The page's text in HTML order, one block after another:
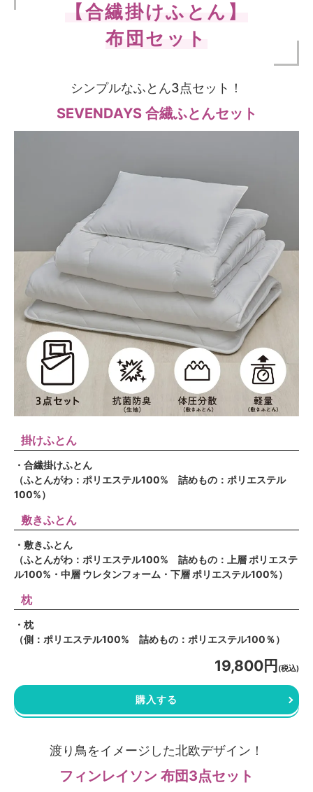
【合繊掛けふとん】
布団セット
シンプルなふとん3点セット！
SEVENDAYS 合繊ふとんセット
掛けふとん
・合繊掛けふとん
（ふとんがわ：ポリエステル100% 詰めもの：ポリエステル
100%）
敷きふとん
・敷きふとん
（ふとんがわ：ポリエステル100% 詰めもの：上層 ポリエステ
ル100%・中層 ウレタンフォーム・下層 ポリエステル100%）
枕
・枕
（側：ポリエステル100% 詰めもの：ポリエステル100％）
19,800円 (税込)
購入する
渡り鳥をイメージした北欧デザイン！
フィンレイソン 布団3点セット